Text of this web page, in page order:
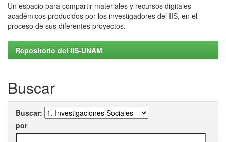
Un espacio para compartir materiales y recursos digitales
académicos producidos por los investigadores del IIS, en el
proceso de sus diferentes proyectos.
Repositorio del IIS-UNAM
Buscar
Buscar:
por